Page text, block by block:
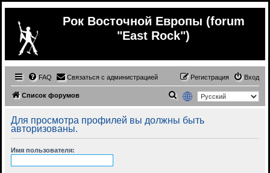
Рок Восточной Европы (forum
"East Rock")
FAQ Связаться с администрацией Вход
Регистрация
Список форумов
и
с
Для просмотра профилей вы должны быть
авторизованы.
Имя пользователя: